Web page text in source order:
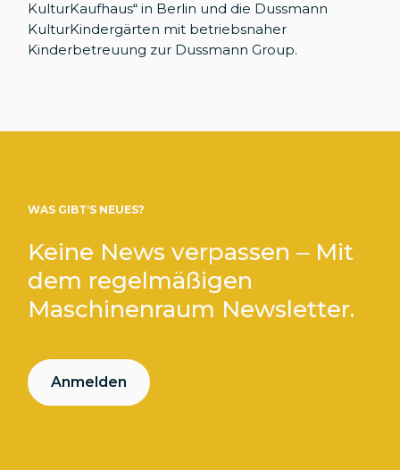
KulturKaufhaus“ in Berlin und die Dussmann
KulturKindergärten mit betriebsnaher
Kinderbetreuung zur Dussmann Group.
WAS GIBT’S NEUES?
Keine News verpassen – Mit
dem regelmäßigen
Maschinenraum Newsletter.
Anmelden